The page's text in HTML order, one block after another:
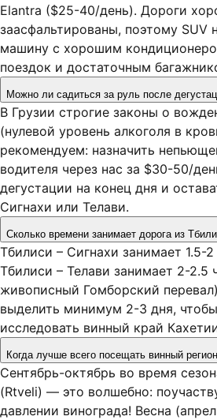
Elantra ($25-40/день). Дороги
заасфальтированы, поэтому SUV
машину с хорошим
поездок и достаточным
Можно ли садиться за руль после
В Грузии строгие законы о
(нулевой уровень алкоголя в
рекомендуем: назначить
водителя через нас за $30-50/
дегустации на конец дня и
Сигнахи или Телави.
Сколько времени занимает дорога из
Тбилиси – Сигнахи занимает 1.5-
Тбилиси – Телави занимает 2-2.5
живописный Гомборский
выделить минимум 2-3 дня,
исследовать винный край
Когда лучше всего посещать винный
Сентябрь-октябрь во время
(Rtveli) — это волшебно:
давлении винограда! Весна